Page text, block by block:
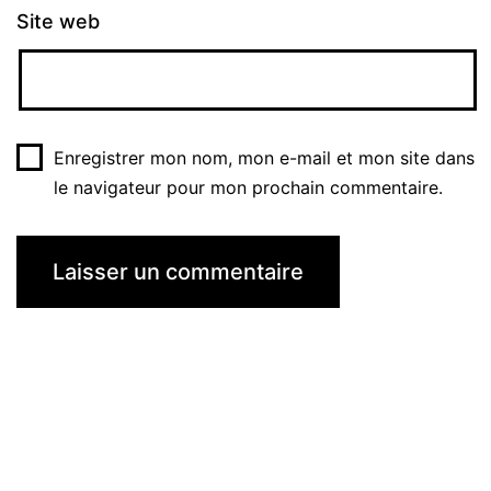
Site web
Enregistrer mon nom, mon e-mail et mon site dans
le navigateur pour mon prochain commentaire.